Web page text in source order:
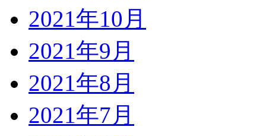
2021年10月
2021年9月
2021年8月
2021年7月